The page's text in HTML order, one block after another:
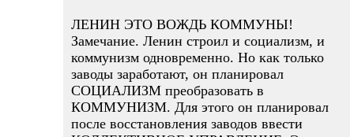
ЛЕНИН ЭТО ВОЖДЬ КОММУНЫ!
Замечание. Ленин строил и социализм, и
коммунизм одновременно. Но как только
заводы заработают, он планировал
СОЦИАЛИЗМ преобразовать в
КОММУНИЗМ. Для этого он планировал
после восстановления заводов ввести